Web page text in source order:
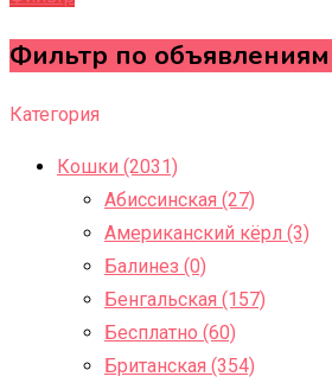
Фильтр по объявлениям
Категория
Кошки (2031)
Абиссинская (27)
Американский кёрл (3)
Балинез (0)
Бенгальская (157)
Бесплатно (60)
Британская (354)